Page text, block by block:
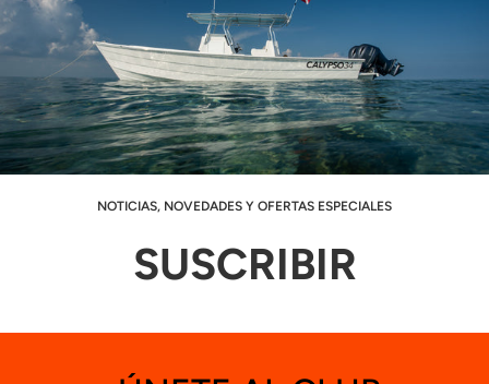
NOTICIAS, NOVEDADES Y OFERTAS ESPECIALES
SUSCRIBIR